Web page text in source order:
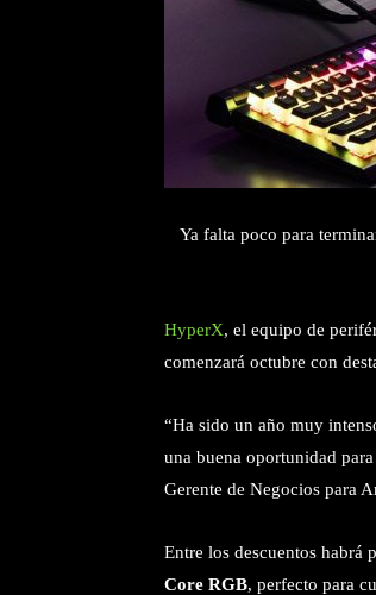
Ya falta poco para
HyperX, el equipo de
comenzará octubre con
“Ha sido un año muy
una buena oportunidad
Gerente de Negocios para
Entre los descuentos habrá
Core RGB, perfecto para